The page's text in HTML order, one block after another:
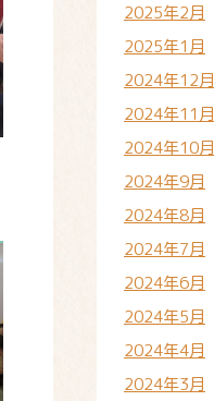
2025年2月
2025年1月
2024年12月
2024年11月
2024年10月
2024年9月
2024年8月
2024年7月
2024年6月
2024年5月
2024年4月
2024年3月